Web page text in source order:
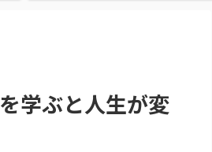
学ぶと人生が変